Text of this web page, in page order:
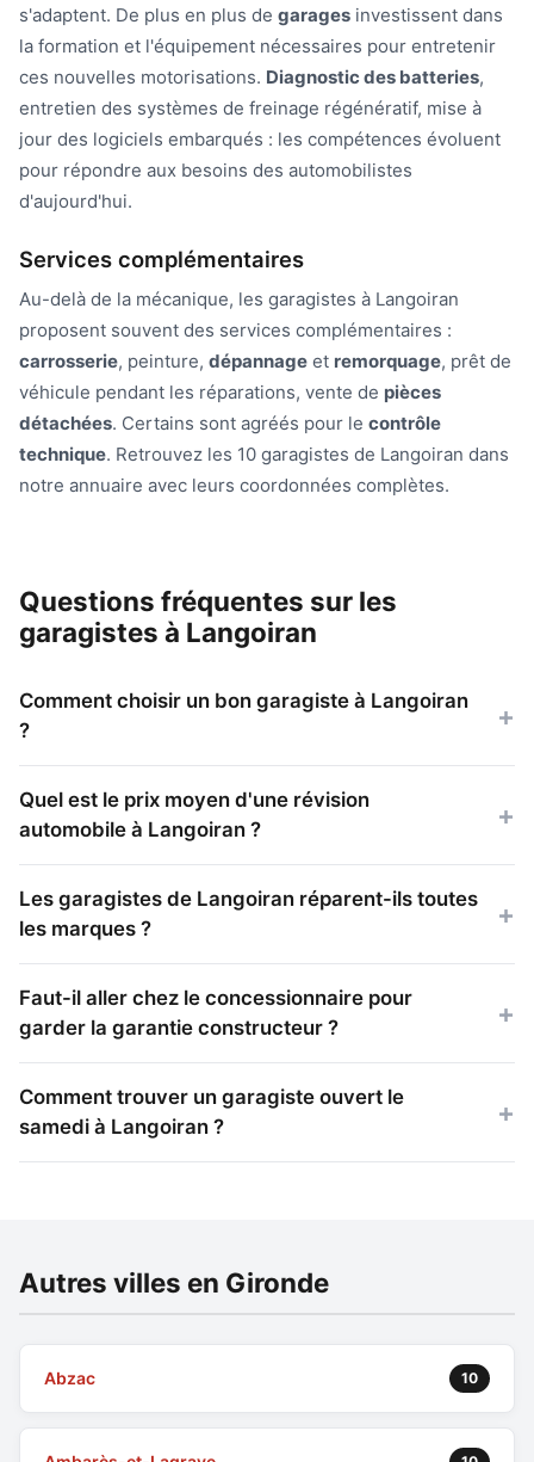
s'adaptent. De plus en plus de garages investissent dans
la formation et l'équipement nécessaires pour entretenir
ces nouvelles motorisations. Diagnostic des batteries,
entretien des systèmes de freinage régénératif, mise à
jour des logiciels embarqués : les compétences évoluent
pour répondre aux besoins des automobilistes
d'aujourd'hui.
Services complémentaires
Au-delà de la mécanique, les garagistes à Langoiran
proposent souvent des services complémentaires :
carrosserie, peinture, dépannage et remorquage, prêt de
véhicule pendant les réparations, vente de pièces
détachées. Certains sont agréés pour le contrôle
technique. Retrouvez les 10 garagistes de Langoiran dans
notre annuaire avec leurs coordonnées complètes.
Questions fréquentes sur les
garagistes à Langoiran
Comment choisir un bon garagiste à Langoiran
?
Quel est le prix moyen d'une révision
automobile à Langoiran ?
Les garagistes de Langoiran réparent-ils toutes
les marques ?
Faut-il aller chez le concessionnaire pour
garder la garantie constructeur ?
Comment trouver un garagiste ouvert le
samedi à Langoiran ?
Autres villes en Gironde
Abzac 10